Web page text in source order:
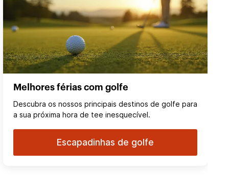
Melhores férias com golfe
Descubra os nossos principais destinos de golfe para
a sua próxima hora de tee inesquecível.
Escapadinhas de golfe